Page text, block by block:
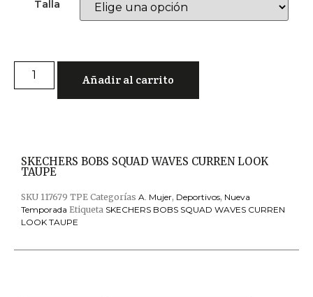
Talla
Añadir al carrito
SKECHERS BOBS SQUAD WAVES CURREN LOOK
TAUPE
SKU 117679 TPE Categorías A. Mujer, Deportivos, Nueva
Temporada Etiqueta SKECHERS BOBS SQUAD WAVES CURREN
LOOK TAUPE